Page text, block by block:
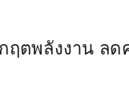
ตพลังงาน ลด